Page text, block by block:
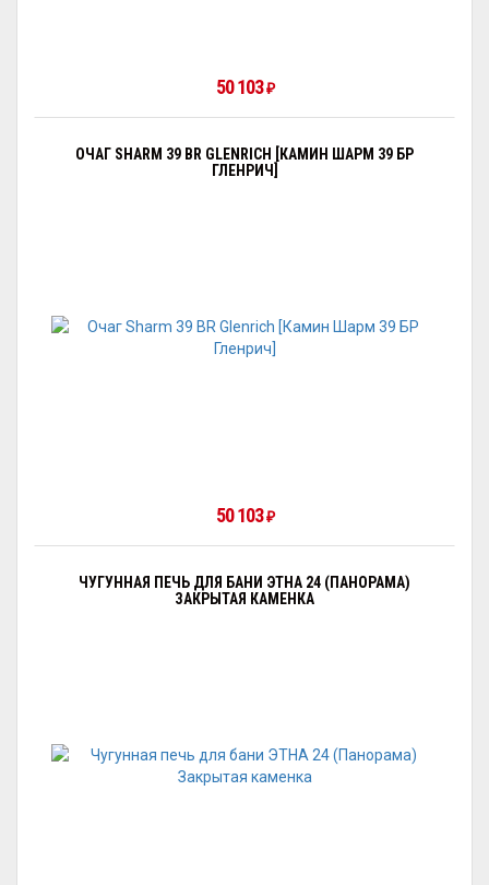
50 103₽
ОЧАГ SHARM 39 BR GLENRICH [КАМИН ШАРМ 39 БР
ГЛЕНРИЧ]
50 103₽
ЧУГУННАЯ ПЕЧЬ ДЛЯ БАНИ ЭТНА 24 (ПАНОРАМА)
ЗАКРЫТАЯ КАМЕНКА